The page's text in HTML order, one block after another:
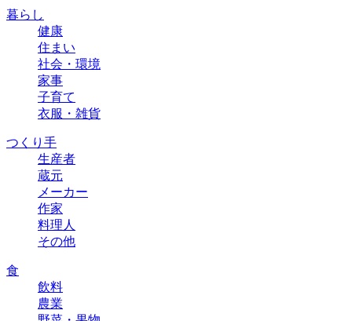
暮らし
健康
住まい
社会・環境
家事
子育て
衣服・雑貨
つくり手
生産者
蔵元
メーカー
作家
料理人
その他
食
飲料
農業